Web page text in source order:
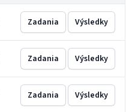
Zadania Výsledky
Zadania Výsledky
Zadania Výsledky